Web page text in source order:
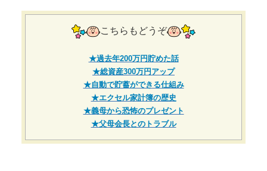
こちらもどうぞ
★過去年200万円貯めた話
★総資産300万円アップ
★自動で貯蓄ができる仕組み
★エクセル家計簿の歴史
★義母から恐怖のプレゼント
★父母会長とのトラブル